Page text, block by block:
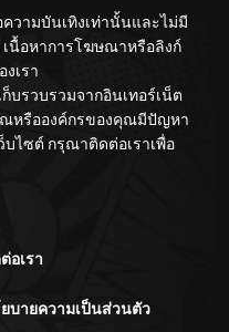
วามบันเทิงเท่านั้นและไม่มี
นื้อหาการโฆษณาหรือลิงก์
เรา
รวบรวมจากอินเทอร์เน็ต
ณหรือองค์กรของคุณมีปัญหา
บไซต์ กรุณาติดต่อเราเพื่อ
อเรา
บายความเป็นส่วนตัว